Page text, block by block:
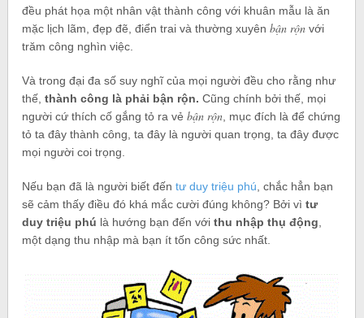
đều phát họa một nhân vật thành công với khuân mẫu là ăn
mặc lịch lãm, đẹp đẽ, điển trai và thường xuyênbận rộn với
trăm công nghìn việc.
Và trong đại đa số suy nghĩ của mọi người đều cho rằng như
thế,thành công là phải bận rộn.Cũng chính bởi thế, mọi
người cứ thích cố gắng tỏ ra vẻbận rộn , mục đích là để chứng
tỏ ta đây thành công, ta đây là người quan trọng, ta đây được
mọi người coi trọng.
Nếu bạn đã là người biết đếntư duy triệu phú , chắc hẳn bạn
sẽ cảm thấy điều đó khá mắc cười đúng không? Bởi vìtư
duy triệu phú là hướng bạn đến vớithu nhập thụ động
một dạng thu nhập mà bạn ít tốn công sức nhất.